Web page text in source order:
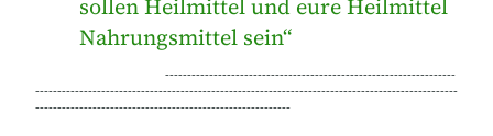
sollen Heilmittel und eure Heilmittel
Nahrungsmittel sein“
------------------------------------------------------------------
------------------------------------------------------------------------------------------------
----------------------------------------------------------